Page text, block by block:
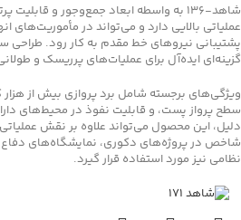
شاهد‑۱۳۶ به واسطه ابعاد جمع‌وجور و
عملیاتی بالایی دارد و می‌تواند در مأموریت‌های
پشتیبانی نیروهای خط مقدم به کار رود. طراحی
گزینه‌ای ایده‌آل برای عملیات‌های پرریسک و
ویژگی‌های برجسته شامل برد پروازی بیش از هزار
سطح پرواز پست، و قابلیت نفوذ در محیط‌های
دلیل، این محصول می‌تواند علاوه بر نقش
شاخص در پروژه‌های دکوری، نمایشگاه‌های
نظامی نیز مورد استفاده قرار گیرد.